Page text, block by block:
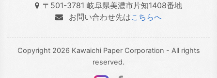
〒501-3781 岐阜県美濃市片知1408番地
お問い合わせ先はこちらへ
Copyright 2026 Kawaichi Paper Corporation - All rights
reserved.